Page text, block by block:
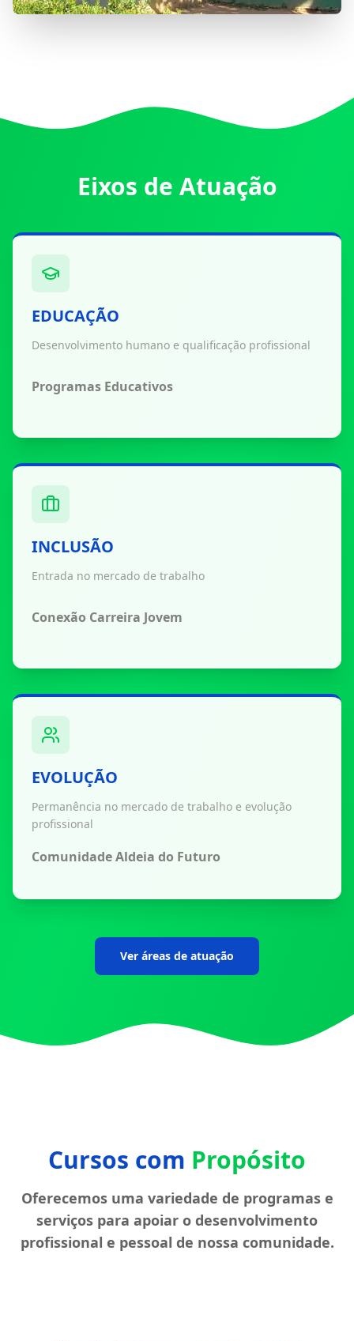
Eixos de Atuação
EDUCAÇÃO
Desenvolvimento humano e qualificação profissional
Programas Educativos
INCLUSÃO
Entrada no mercado de trabalho
Conexão Carreira Jovem
EVOLUÇÃO
Permanência no mercado de trabalho e evolução
profissional
Comunidade Aldeia do Futuro
Ver áreas de atuação
Cursos com Propósito
Oferecemos uma variedade de programas e
serviços para apoiar o desenvolvimento
profissional e pessoal de nossa comunidade.